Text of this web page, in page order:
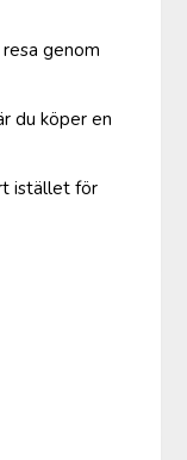
genom
du köper en
istället för